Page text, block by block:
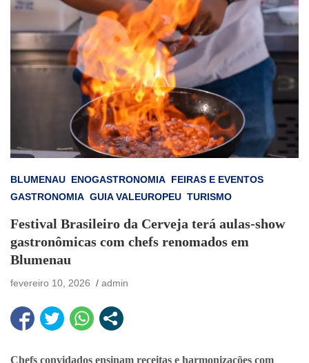
BLUMENAU ENOGASTRONOMIA FEIRAS E EVENTOS
GASTRONOMIA GUIA VALEUROPEU TURISMO
Festival Brasileiro da Cerveja terá aulas-show
gastronômicas com chefs renomados em
Blumenau
fevereiro 10, 2026 admin
Chefs convidados ensinam receitas e harmonizações com